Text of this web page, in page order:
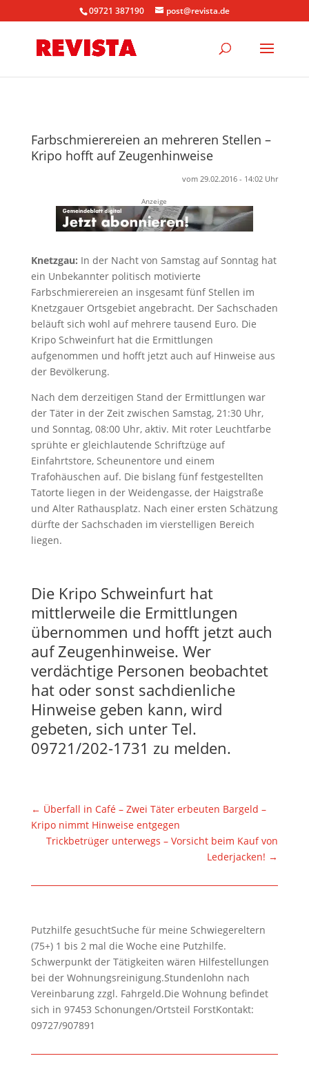
09721 387190 post@revista.de
Farbschmierereien an mehreren Stellen –
Kripo hofft auf Zeugenhinweise
vom 29.02.2016 - 14:02 Uhr
Anzeige
Knetzgau: In der Nacht von Samstag auf Sonntag hat
ein Unbekannter politisch motivierte
Farbschmierereien an insgesamt fünf Stellen im
Knetzgauer Ortsgebiet angebracht. Der Sachschaden
beläuft sich wohl auf mehrere tausend Euro. Die
Kripo Schweinfurt hat die Ermittlungen
aufgenommen und hofft jetzt auch auf Hinweise aus
der Bevölkerung.
Nach dem derzeitigen Stand der Ermittlungen war
der Täter in der Zeit zwischen Samstag, 21:30 Uhr,
und Sonntag, 08:00 Uhr, aktiv. Mit roter Leuchtfarbe
sprühte er gleichlautende Schriftzüge auf
Einfahrtstore, Scheunentore und einem
Trafohäuschen auf. Die bislang fünf festgestellten
Tatorte liegen in der Weidengasse, der Haigstraße
und Alter Rathausplatz. Nach einer ersten Schätzung
dürfte der Sachschaden im vierstelligen Bereich
liegen.
Die Kripo Schweinfurt hat
mittlerweile die Ermittlungen
übernommen und hofft jetzt auch
auf Zeugenhinweise. Wer
verdächtige Personen beobachtet
hat oder sonst sachdienliche
Hinweise geben kann, wird
gebeten, sich unter Tel.
09721/202-1731 zu melden.
← Überfall in Café – Zwei Täter erbeuten Bargeld –
Kripo nimmt Hinweise entgegen
Trickbetrüger unterwegs – Vorsicht beim Kauf von
Lederjacken! →
Putzhilfe gesuchtSuche für meine Schwiegereltern
(75+) 1 bis 2 mal die Woche eine Putzhilfe.
Schwerpunkt der Tätigkeiten wären Hilfestellungen
bei der Wohnungsreinigung.Stundenlohn nach
Vereinbarung zzgl. Fahrgeld.Die Wohnung befindet
sich in 97453 Schonungen/Ortsteil ForstKontakt:
09727/907891